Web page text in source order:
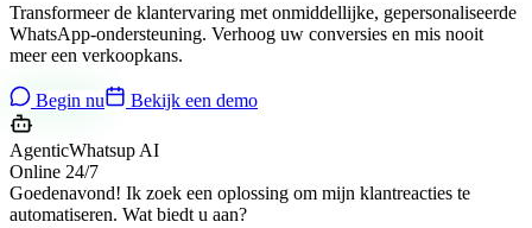
Transformeer de klantervaring met onmiddellijke, gepersonaliseerde
WhatsApp-ondersteuning. Verhoog uw conversies en mis nooit
meer een verkoopkans.
Begin nu Bekijk een demo
AgenticWhatsup AI
Online 24/7
Goedenavond! Ik zoek een oplossing om mijn klantreacties te
automatiseren. Wat biedt u aan?